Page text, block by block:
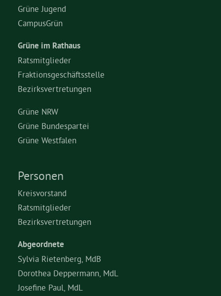
Kontakt
Grüne Jugend
CampusGrün
Grüne im Rathaus
Ratsmitglieder
Fraktionsgeschäftsstelle
Bezirksvertretungen
Grüne NRW
Grüne Bundespartei
Grüne Westfalen
Personen
Kreisvorstand
Ratsmitglieder
Bezirksvertretungen
Abgeordnete
Sylvia Rietenberg, MdB
Dorothea Deppermann, MdL
Josefine Paul, MdL